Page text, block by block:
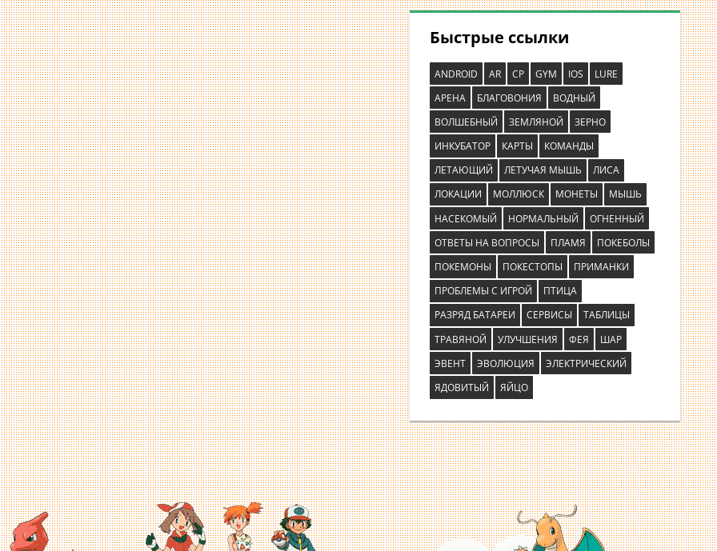
Быстрые ссылки
ANDROID AR CP GYM IOS
LURE
АРЕНА
БЛАГОВОНИЯ
ВОДНЫЙ
ВОЛШЕБНЫЙ
ЗЕМЛЯНОЙ
ЗЕРНО
ИНКУБАТОР
КАРТЫ
КОМАНДЫ
ЛЕТАЮЩИЙ
ЛЕТУЧАЯ МЫШЬ
ЛИСА
ЛОКАЦИИ
МОЛЛЮСК МОНЕТЫ
МЫШЬ
НАСЕКОМЫЙ
НОРМАЛЬНЫЙ
ОГНЕННЫЙ
ОТВЕТЫ НА ВОПРОСЫ
ПЛАМЯ
ПОКЕБОЛЫ
ПОКЕМОНЫ
ПОКЕСТОПЫ
ПРИМАНКИ
ПРОБЛЕМЫ С ИГРОЙ
ПТИЦА
РАЗРЯД БАТАРЕИ
СЕРВИСЫ
ТАБЛИЦЫ
ТРАВЯНОЙ
УЛУЧШЕНИЯ ФЕЯ
ШАР
ЭВЕНТ
ЭВОЛЮЦИЯ
ЭЛЕКТРИЧЕСКИЙ
ЯДОВИТЫЙ
ЯЙЦО